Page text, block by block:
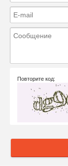
Повторите код: